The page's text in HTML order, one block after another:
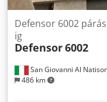
San Giovanni Al
486 km
Defensor 6002
ig
Defensor6002